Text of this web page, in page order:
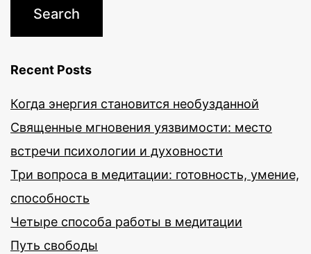
Recent Posts
Когда энергия становится необузданной
Священные мгновения уязвимости: место
встречи психологии и духовности
Три вопроса в медитации: готовность, умение,
способность
Четыре способа работы в медитации
Путь свободы